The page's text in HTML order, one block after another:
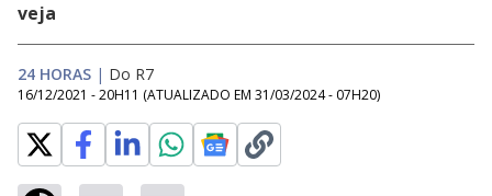
veja
24 HORAS | Do R7
16/12/2021 - 20H11 (ATUALIZADO EM 31/03/2024 - 07H20)